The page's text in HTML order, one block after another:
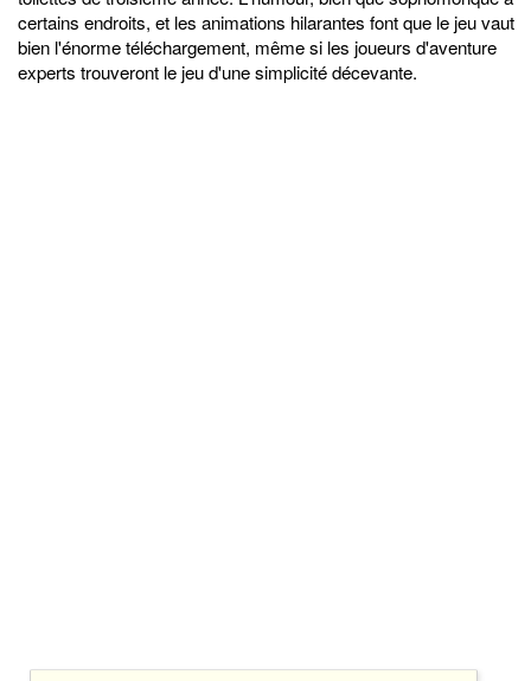
certains endroits, et les animations hilarantes font que le jeu vaut
bien l'énorme téléchargement, même si les joueurs d'aventure
experts trouveront le jeu d'une simplicité décevante.